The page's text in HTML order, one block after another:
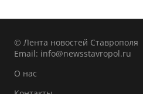
© Лента новостей Ставрополя
Email: info@newsstavropol.ru
О нас